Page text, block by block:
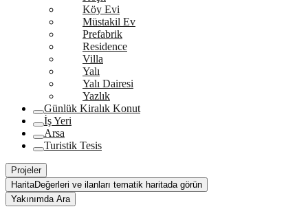
Köy Evi
Müstakil Ev
Prefabrik
Residence
Villa
Yalı
Yalı Dairesi
Yazlık
Günlük Kiralık Konut
İş Yeri
Arsa
Turistik Tesis
Projeler
HaritaDeğerleri ve ilanları tematik haritada görün
Yakınımda Ara